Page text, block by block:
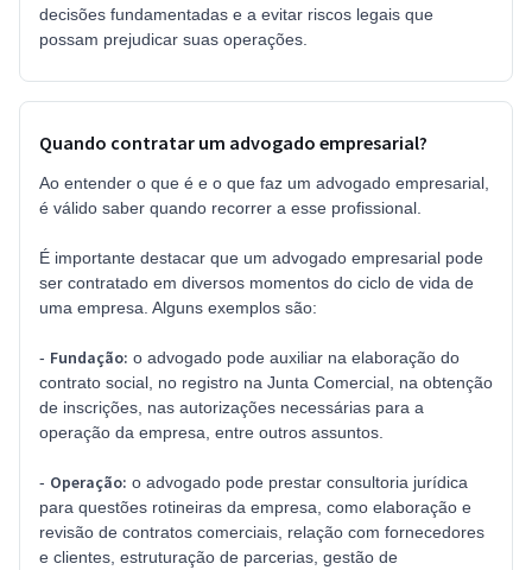
decisões fundamentadas e a evitar riscos legais que
possam prejudicar suas operações.
Quando contratar um advogado empresarial?
Ao entender o que é e o que faz um advogado empresarial,
é válido saber quando recorrer a esse profissional.
É importante destacar que um advogado empresarial pode
ser contratado em diversos momentos do ciclo de vida de
uma empresa. Alguns exemplos são:
- Fundação: o advogado pode auxiliar na elaboração do
contrato social, no registro na Junta Comercial, na obtenção
de inscrições, nas autorizações necessárias para a
operação da empresa, entre outros assuntos.
- Operação: o advogado pode prestar consultoria jurídica
para questões rotineiras da empresa, como elaboração e
revisão de contratos comerciais, relação com fornecedores
e clientes, estruturação de parcerias, gestão de